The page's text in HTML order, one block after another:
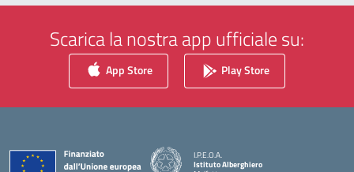
Scarica la nostra app ufficiale su:
App Store Play Store
I.P.E.O.A.
Istituto Alberghiero